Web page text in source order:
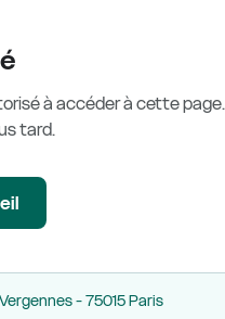
à accéder à cette
tard.
- 75015 Paris